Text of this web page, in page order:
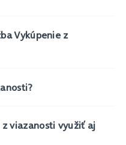
Vykúpenie z
viazanosti využiť aj